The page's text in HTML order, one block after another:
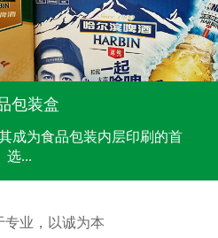
包装盒
成为食品包装内层印刷的首
选...
专业，以诚为本